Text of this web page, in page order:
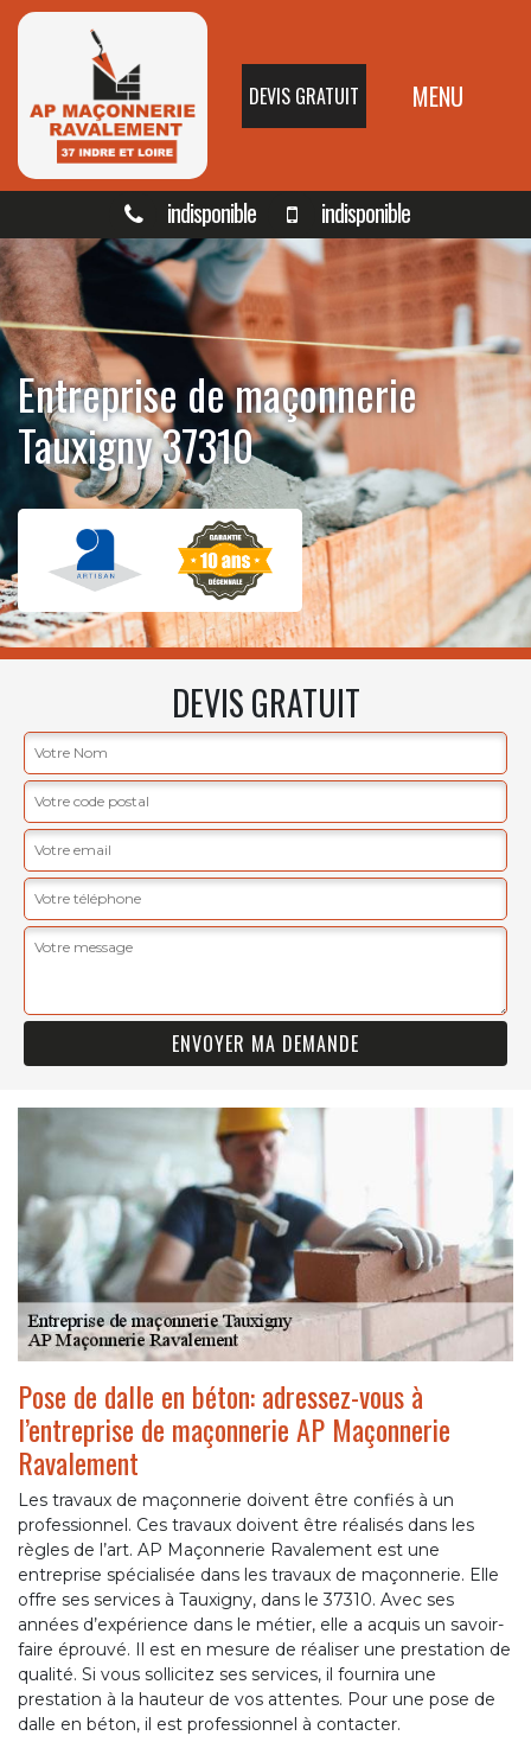
DEVIS GRATUIT MENU
indisponible indisponible
Entreprise de maçonnerie
Tauxigny 37310
DEVIS GRATUIT
Pose de dalle en béton: adressez-vous à
l’entreprise de maçonnerie AP Maçonnerie
Ravalement
Les travaux de maçonnerie doivent être confiés à un
professionnel. Ces travaux doivent être réalisés dans les
règles de l’art. AP Maçonnerie Ravalement est une
entreprise spécialisée dans les travaux de maçonnerie. Elle
offre ses services à Tauxigny, dans le 37310. Avec ses
années d’expérience dans le métier, elle a acquis un savoir-
faire éprouvé. Il est en mesure de réaliser une prestation de
qualité. Si vous sollicitez ses services, il fournira une
prestation à la hauteur de vos attentes. Pour une pose de
dalle en béton, il est professionnel à contacter.